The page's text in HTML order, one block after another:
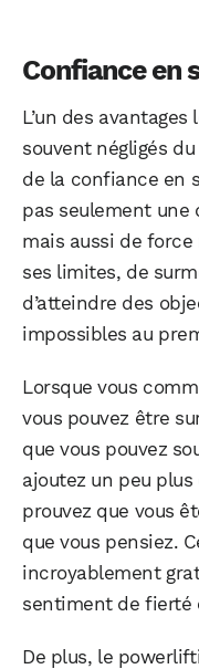
Confiance en
L’un des
souvent négligés
de la confiance en
pas seulement une
mais aussi de force
ses limites, de
d’atteindre des
impossibles au
Lorsque vous
vous pouvez être
que vous pouvez
ajoutez un peu
prouvez que vous
que vous pensiez.
incroyablement
sentiment de fierté
De plus, le